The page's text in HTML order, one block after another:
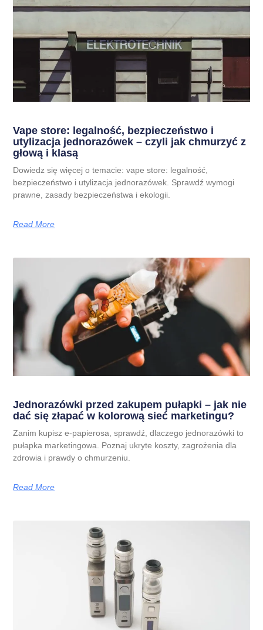
Vape store: legalność, bezpieczeństwo i
utylizacja jednorazówek – czyli jak chmurzyć z
głową i klasą
Dowiedz się więcej o temacie: vape store: legalność,
bezpieczeństwo i utylizacja jednorazówek. Sprawdź wymogi
prawne, zasady bezpieczeństwa i ekologii.
Read More
Jednorazówki przed zakupem pułapki – jak nie
dać się złapać w kolorową sieć marketingu?
Zanim kupisz e-papierosa, sprawdź, dlaczego jednorazówki to
pułapka marketingowa. Poznaj ukryte koszty, zagrożenia dla
zdrowia i prawdy o chmurzeniu.
Read More